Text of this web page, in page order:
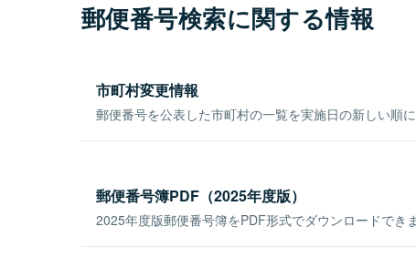
郵便番号検索に関する情報
市町村変更情報
郵便番号を公表した市町村の一覧を実施日の新しい順に
郵便番号簿PDF（2025年度版）
2025年度版郵便番号簿をPDF形式でダウンロードできま